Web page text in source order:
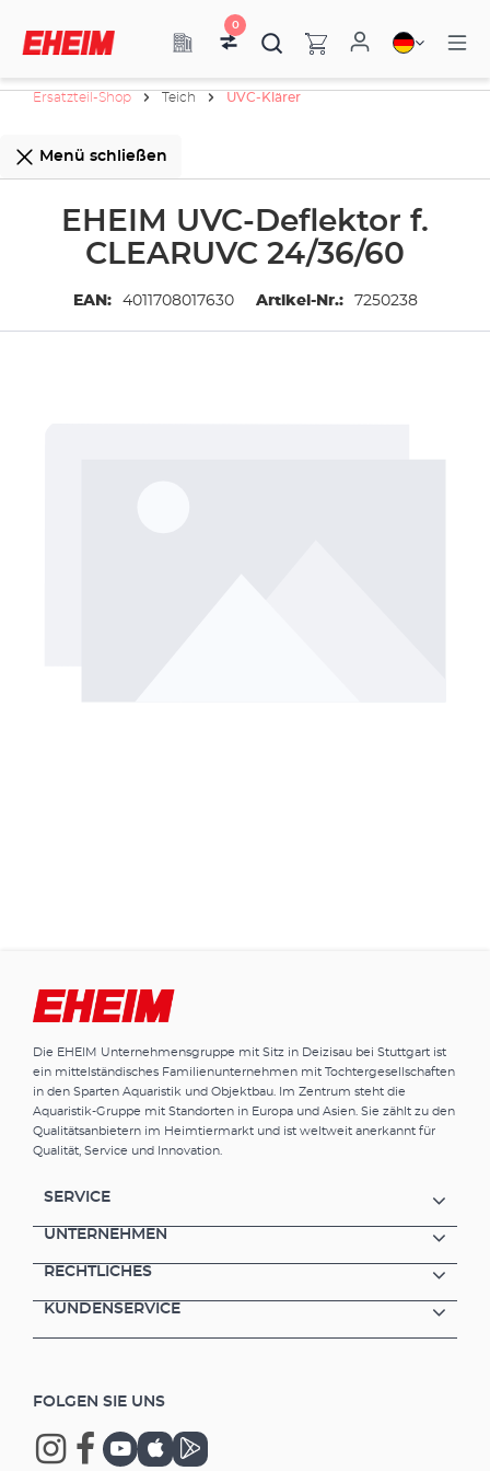
0
Ersatzteil-Shop Teich UVC-Klärer
Menü schließen
EHEIM UVC-Deflektor f.
CLEARUVC 24/36/60
EAN: 4011708017630 Artikel-Nr.: 7250238
Die EHEIM Unternehmensgruppe mit Sitz in Deizisau bei Stuttgart ist
ein mittelständisches Familienunternehmen mit Tochtergesellschaften
in den Sparten Aquaristik und Objektbau. Im Zentrum steht die
Aquaristik-Gruppe mit Standorten in Europa und Asien. Sie zählt zu den
Qualitätsanbietern im Heimtiermarkt und ist weltweit anerkannt für
Qualität, Service und Innovation.
SERVICE
UNTERNEHMEN
RECHTLICHES
KUNDENSERVICE
FOLGEN SIE UNS